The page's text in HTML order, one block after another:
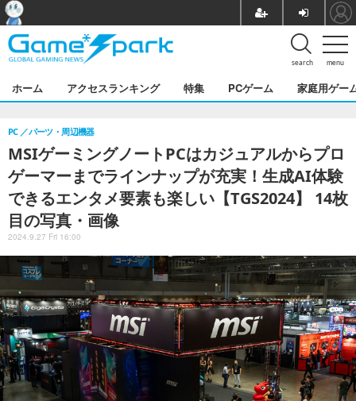
menu
search
ホーム アクセスランキング 特集 PCゲーム 家庭用ゲー
MSIゲーミングノートPCはカジュアルからプロ
ゲーマーまでラインナップが充実！生成AI体験
できるエンタメ要素も楽しい【TGS2024】 14枚
目の写真・画像
PC パーツ・周辺機器
2024.9.27 Fri 16:00